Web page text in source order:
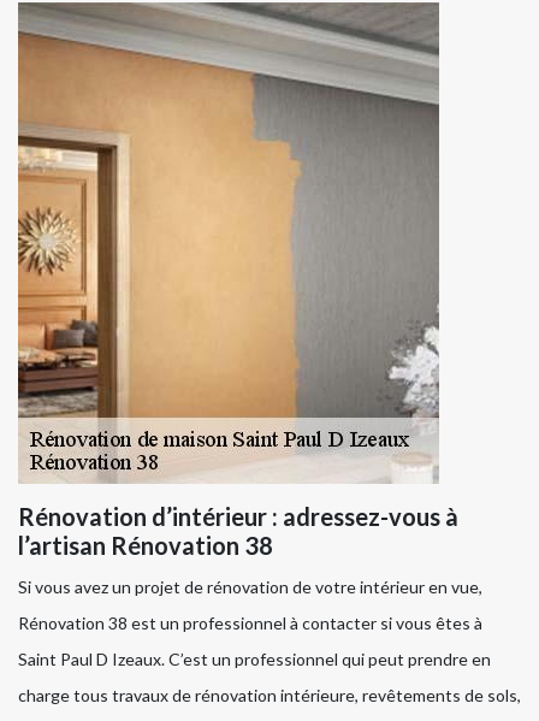
Rénovation d’intérieur : adressez-vous à
l’artisan Rénovation 38
Si vous avez un projet de rénovation de votre intérieur en vue,
Rénovation 38 est un professionnel à contacter si vous êtes à
Saint Paul D Izeaux. C’est un professionnel qui peut prendre en
charge tous travaux de rénovation intérieure, revêtements de sols,